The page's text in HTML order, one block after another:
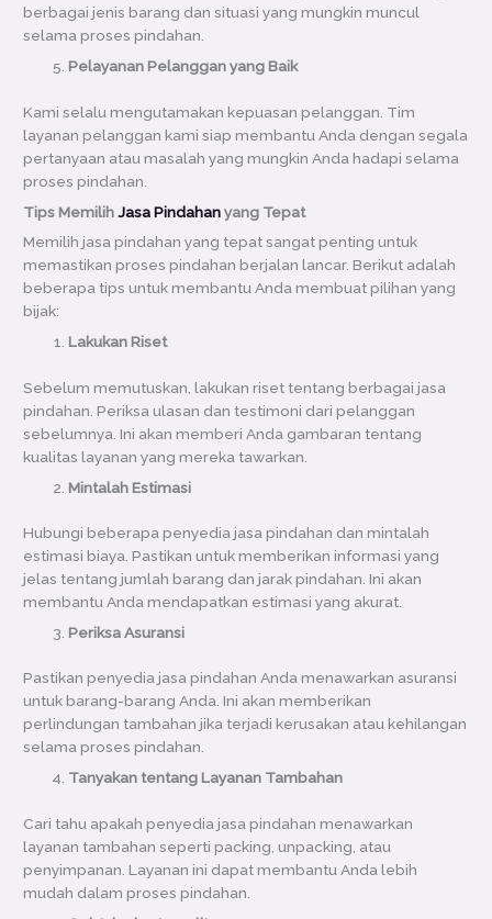
berbagai jenis barang dan situasi yang mungkin muncul
selama proses pindahan.
Pelayanan Pelanggan yang Baik
Kami selalu mengutamakan kepuasan pelanggan. Tim
layanan pelanggan kami siap membantu Anda dengan segala
pertanyaan atau masalah yang mungkin Anda hadapi selama
proses pindahan.
Tips MemilihJasa Pindahanyang Tepat
Memilih jasa pindahan yang tepat sangat penting untuk
memastikan proses pindahan berjalan lancar. Berikut adalah
beberapa tips untuk membantu Anda membuat pilihan yang
bijak:
Lakukan Riset
Sebelum memutuskan, lakukan riset tentang berbagai jasa
pindahan. Periksa ulasan dan testimoni dari pelanggan
sebelumnya. Ini akan memberi Anda gambaran tentang
kualitas layanan yang mereka tawarkan.
Mintalah Estimasi
Hubungi beberapa penyedia jasa pindahan dan mintalah
estimasi biaya. Pastikan untuk memberikan informasi yang
jelas tentang jumlah barang dan jarak pindahan. Ini akan
membantu Anda mendapatkan estimasi yang akurat.
Periksa Asuransi
Pastikan penyedia jasa pindahan Anda menawarkan asuransi
untuk barang-barang Anda. Ini akan memberikan
perlindungan tambahan jika terjadi kerusakan atau kehilangan
selama proses pindahan.
Tanyakan tentang Layanan Tambahan
Cari tahu apakah penyedia jasa pindahan menawarkan
layanan tambahan seperti packing, unpacking, atau
penyimpanan. Layanan ini dapat membantu Anda lebih
mudah dalam proses pindahan.